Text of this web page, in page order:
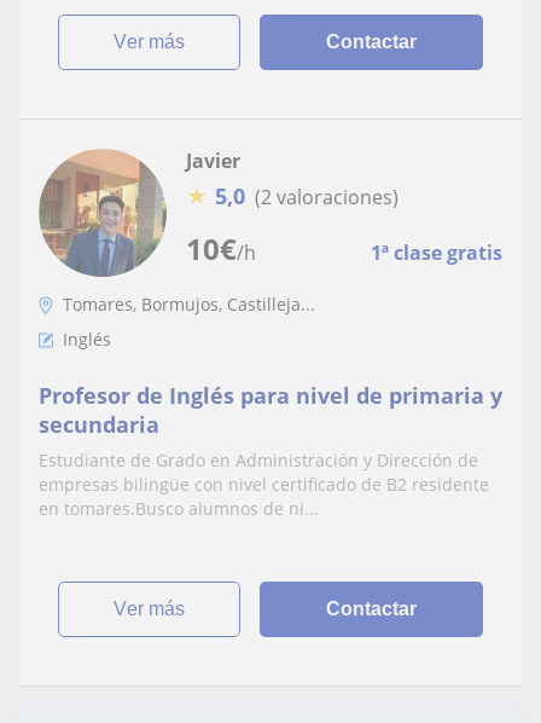
ver más Contactar
10€/h 1ª clase gratis
Javier
★ 5,0 (2 valoraciones)
Tomares, Bormujos, Castilleja...
Inglés
Profesor de Inglés para nivel de primaria y
secundaria
Estudiante de Grado en Administración y Dirección de
empresas bilingüe con nivel certificado de B2 residente
en tomares.Busco alumnos de ni...
ver más Contactar